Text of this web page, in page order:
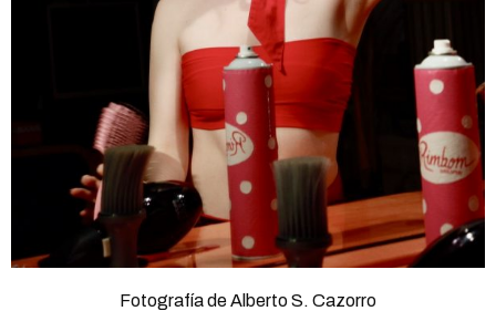
Fotografía de Alberto S. Cazorro